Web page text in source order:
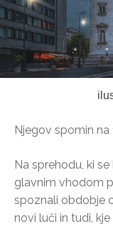
Njegov spomin
Na sprehodu, ki
glavnim vhodom
spoznali obdobje
novi luči in tudi,